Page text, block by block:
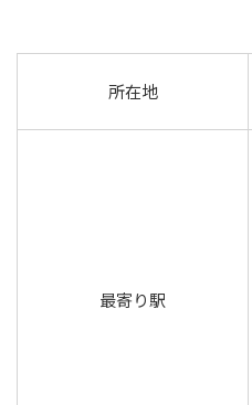
所在地
最寄り駅